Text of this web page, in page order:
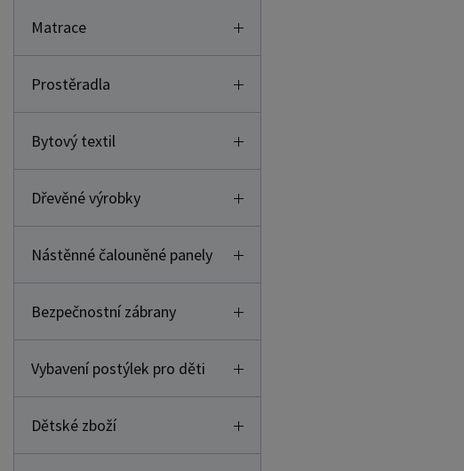
Matrace
Prostěradla
Bytový textil
Dřevěné výrobky
Nástěnné čalouněné panely
Bezpečnostní zábrany
Vybavení postýlek pro děti
Dětské zboží